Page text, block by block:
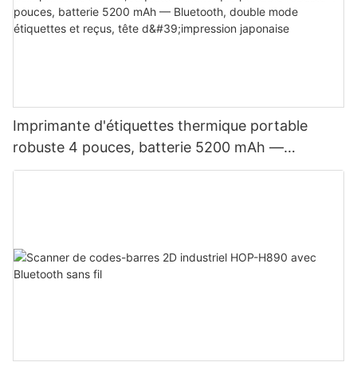
Imprimante d'étiquettes thermique portable
robuste 4 pouces, batterie 5200 mAh —
Bluetooth, double mode étiquettes et reçus, tête